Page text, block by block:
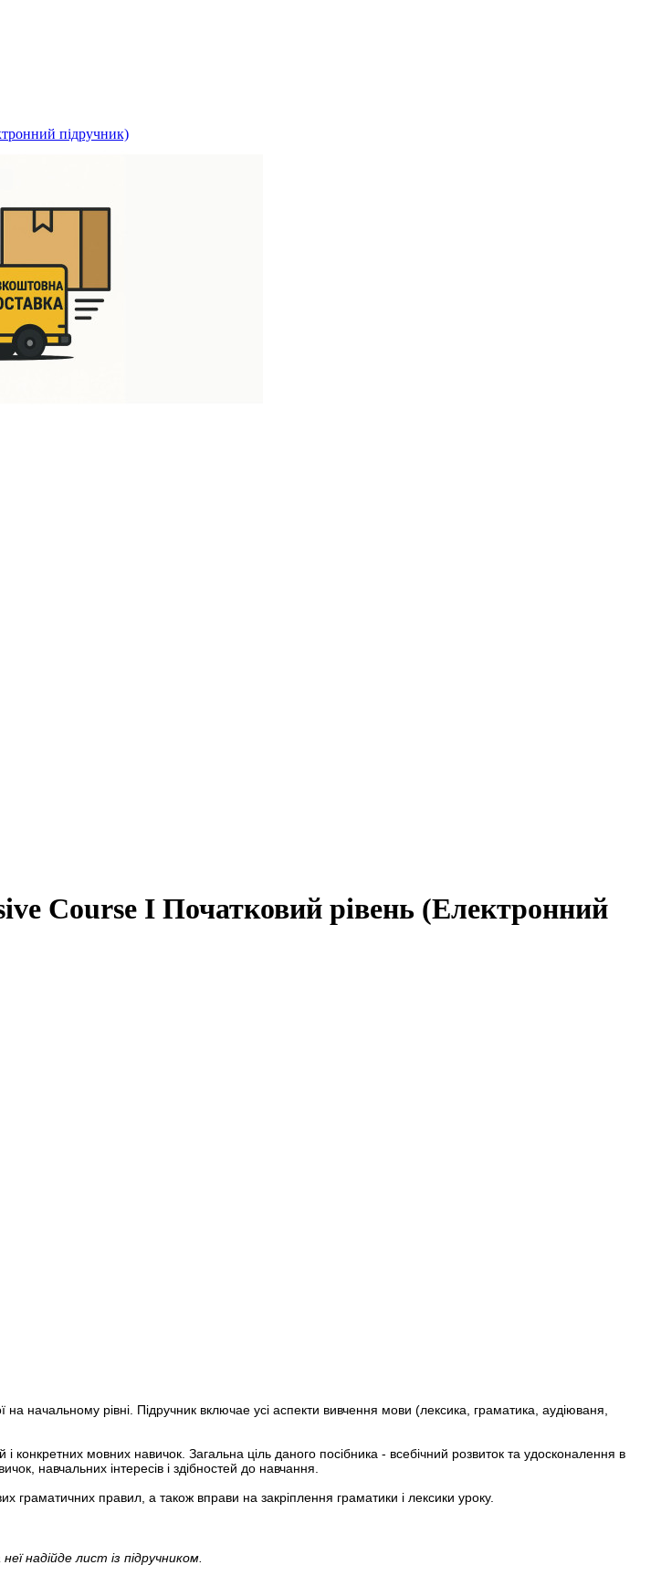
підручник)
Course I Початковий рівень (Електронний
рівні. Підручник включае усі аспекти вивчення мови (лексика, граматика, аудіюваня,
мовних навичок. Загальна ціль даного посібника - всебічний розвиток та удосконалення в
навчальних інтересів і здібностей до навчання.
граматичних правил, а також вправи на закріплення граматики і лексики уроку.
надійде лист із підручником.